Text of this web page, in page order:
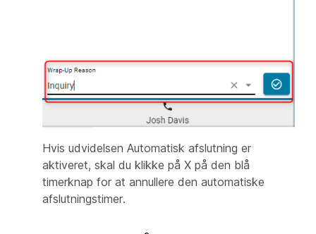
Hvis udvidelsen Automatisk afslutning er
aktiveret, skal du klikke på X på den blå
timerknap for at annullere den automatiske
afslutningstimer.